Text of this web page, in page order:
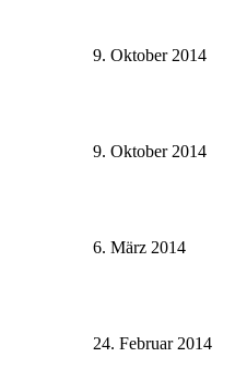
9. Oktober 2014
9. Oktober 2014
6. März 2014
24. Februar 2014